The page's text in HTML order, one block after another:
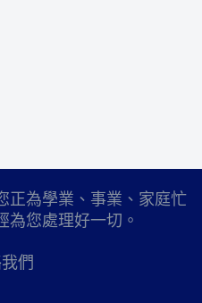
正為學業、事業、家庭忙
為您處理好一切。
們